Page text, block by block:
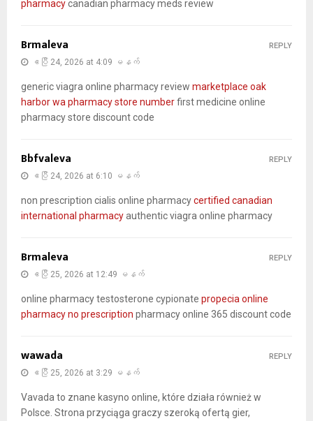
pharmacycanadian pharmacy meds review
Brmaleva
ဧပြီ 24, 2026 at 4:09 မနက်
generic viagra online pharmacy review marketplace oak
harbor wa pharmacy store numberfirst medicine online
pharmacy store discount code
REPLY
Bbfvaleva
ဧပြီ 24, 2026 at 6:10 မနက်
non prescription cialis online pharmacycertified canadian
international pharmacyauthentic viagra online pharmacy
REPLY
Brmaleva
ဧပြီ 25, 2026 at 12:49 မနက်
online pharmacy testosterone cypionate propecia online
pharmacy no prescription pharmacy online 365 discount code
REPLY
wawada
ဧပြီ 25, 2026 at 3:29 မနက်
Vavada to znane kasyno online, które działa również w
Polsce. Strona przyciąga graczy szeroką ofertą gier,
REPLY